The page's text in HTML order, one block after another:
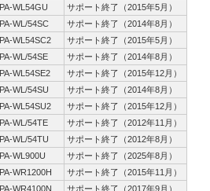
PA-WL54GU
サポート終了（2015年5月）
PA-WL/54SC
サポート終了（2014年8月）
PA-WL54SC2
サポート終了（2015年5月）
PA-WL/54SE
サポート終了（2014年8月）
PA-WL54SE2
サポート終了（2015年12月）
PA-WL/54SU
サポート終了（2014年8月）
PA-WL54SU2
サポート終了（2015年12月）
PA-WL/54TE
サポート終了（2012年11月）
PA-WL/54TU
サポート終了（2012年8月）
PA-WL900U
サポート終了（2025年8月）
PA-WR1200H
サポート終了（2015年11月）
PA-WR4100N
サポート終了（2017年9月）